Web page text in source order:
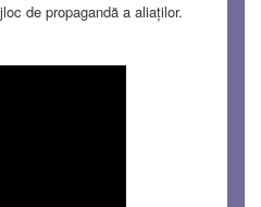
de propagandă a aliaților.